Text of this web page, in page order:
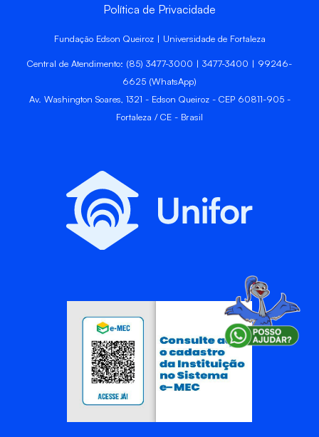
Política de Privacidade
Fundação Edson Queiroz | Universidade de Fortaleza
Central de Atendimento: (85) 3477-3000 | 3477-3400 | 99246-
6625 (WhatsApp)
Av. Washington Soares, 1321 - Edson Queiroz - CEP 60811-905 -
Fortaleza / CE - Brasil